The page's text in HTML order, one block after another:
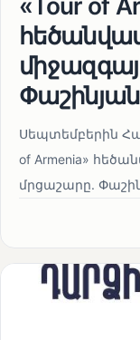
Փաշինյան
Սեպտեմբերին
of Armenia»
մրցաշարը.